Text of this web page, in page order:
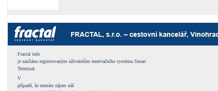
Fractal info
je zasíláno registrovaným uživatelům rezervačního systému Smart
Terminal.
V
případě, že nemáte zájem náš